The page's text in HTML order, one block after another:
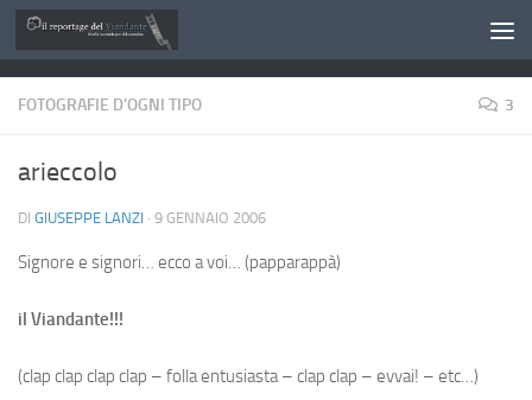
Salta al contenuto
FOTOGRAFIE D'OGNI TIPO 3
arieccolo
DI GIUSEPPE LANZI · 9 GENNAIO 2006
Signore e signori… ecco a voi… (papparappà)
il Viandante!!!
(clap clap clap clap – folla entusiasta – clap clap – evvai! – etc…)